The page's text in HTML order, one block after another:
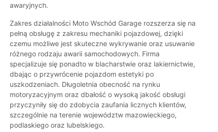
awaryjnych.
Zakres działalności Moto Wschód Garage rozszerza się na
pełną obsługę z zakresu mechaniki pojazdowej, dzięki
czemu możliwe jest skuteczne wykrywanie oraz usuwanie
różnego rodzaju awarii samochodowych. Firma
specjalizuje się ponadto w blacharstwie oraz lakiernictwie,
dbając o przywrócenie pojazdom estetyki po
uszkodzeniach. Długoletnia obecność na rynku
motoryzacyjnym oraz dbałość o wysoką jakość obsługi
przyczyniły się do zdobycia zaufania licznych klientów,
szczególnie na terenie województw mazowieckiego,
podlaskiego oraz lubelskiego.